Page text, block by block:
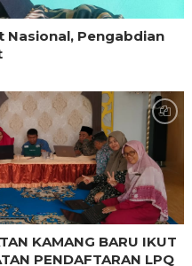
Nasional, Pengabdian
KAMANG BARU IKUT
PENDAFTARAN LPQ